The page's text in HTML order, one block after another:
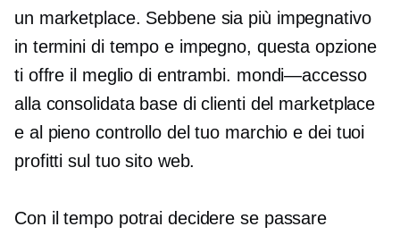
un marketplace. Sebbene sia più impegnativo
in termini di tempo e impegno, questa opzione
ti offre il meglio di entrambi. mondi—accesso
alla consolidata base di clienti del marketplace
e al pieno controllo del tuo marchio e dei tuoi
profitti sul tuo sito web.
Con il tempo potrai decidere se passare